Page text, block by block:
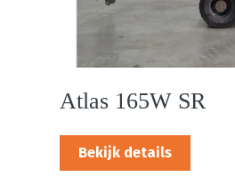
Atlas 165W SR
Bekijk details